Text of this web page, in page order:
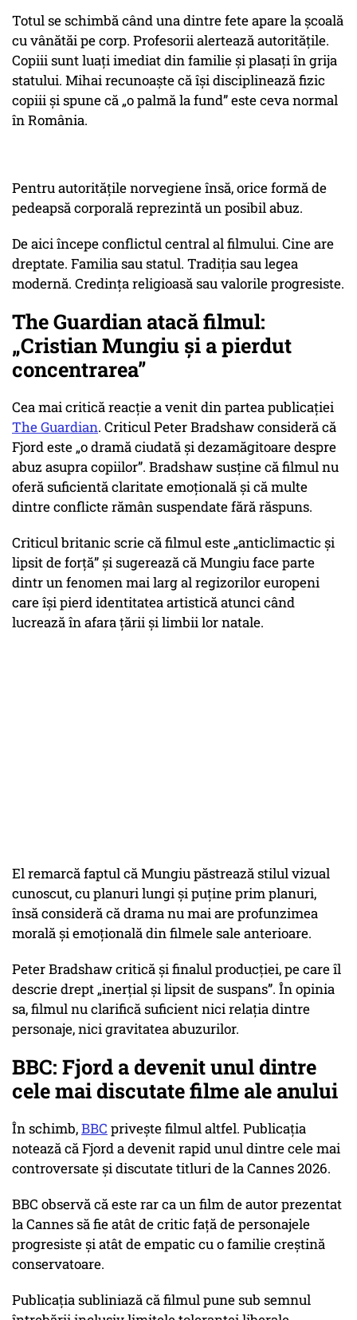
Totul se schimbă când una dintre fete apare la școală
cu vânătăi pe corp. Profesorii alertează autoritățile.
Copiii sunt luați imediat din familie și plasați în grija
statului. Mihai recunoaște că își disciplinează fizic
copiii și spune că „o palmă la fund”este ceva normal
în România.
Pentru autoritățile norvegiene însă, orice formă de
pedeapsă corporală reprezintă un posibil abuz.
De aici începe conflictul central al filmului. Cine are
dreptate. Familia sau statul. Tradiția sau legea
modernă. Credința religioasă sau valorile progresiste.
The Guardian atacă filmul:
„Cristian Mungiu și a pierdut
concentrarea”
Cea mai critică reacție a venit din partea publicației
The Guardian. Criticul Peter Bradshaw consideră că
Fjord este „o dramă ciudată și dezamăgitoare despre
abuz asupra copiilor”. Bradshaw susține că filmul nu
oferă suficientă claritate emoțională și că multe
dintre conflicte rămân suspendate fără răspuns.
Criticul britanic scrie că filmul este „anticlimactic și
lipsit de forță”și sugerează că Mungiu face parte
dintr un fenomen mai larg al regizorilor europeni
care își pierd identitatea artistică atunci când
lucrează în afara țării și limbii lor natale.
El remarcă faptul că Mungiu păstrează stilul vizual
cunoscut, cu planuri lungi și puține prim planuri,
însă consideră că drama nu mai are profunzimea
morală și emoțională din filmele sale anterioare.
Peter Bradshaw critică și finalul producției, pe care îl
descrie drept „inerțial și lipsit de suspans”. În opinia
sa, filmul nu clarifică suficient nici relația dintre
personaje, nici gravitatea abuzurilor.
BBC: Fjord a devenit unul dintre
cele mai discutate filme ale anului
În schimb,BBC privește filmul altfel. Publicația
notează că Fjord a devenit rapid unul dintre cele mai
controversate și discutate titluri de la Cannes 2026.
BBC observă că este rar ca un film de autor prezentat
la Cannes să fie atât de critic față de personajele
progresiste și atât de empatic cu o familie creștină
conservatoare.
Publicația subliniază că filmul pune sub semnul